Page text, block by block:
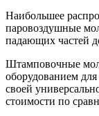
Наибольшее
паровоздушные
падающих частей
Штамповочные
оборудованием
своей
стоимости по